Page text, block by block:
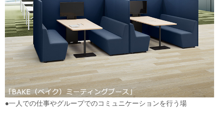
●一人での仕事やグループでのコミュニケーションを行う場